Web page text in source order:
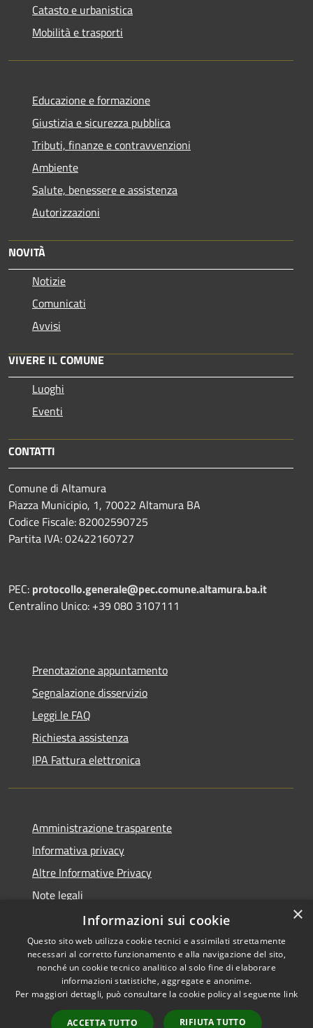
Catasto e urbanistica
Mobilità e trasporti
Educazione e formazione
Giustizia e sicurezza pubblica
Tributi, finanze e contravvenzioni
Ambiente
Salute, benessere e assistenza
Autorizzazioni
NOVITÀ
Notizie
Comunicati
Avvisi
VIVERE IL COMUNE
Luoghi
Eventi
CONTATTI
Comune di Altamura
Piazza Municipio, 1, 70022 Altamura BA
Codice Fiscale: 82002590725
Partita IVA: 02422160727
PEC: protocollo.generale@pec.comune.altamura.ba.it
Centralino Unico: +39 080 3107111
Prenotazione appuntamento
Segnalazione disservizio
Leggi le FAQ
Richiesta assistenza
IPA Fattura elettronica
Amministrazione trasparente
Informativa privacy
Altre Informative Privacy
Note legali
Dichiarazione di accessibilità
RSS
Accessibilità
Copyright © 2026 • Comune di
Municipium• Accesso
×
Informazioni sui cookie
Questo sito web utilizza cookie tecnici e assimilati strettamente
necessari al corretto funzionamento e alla navigazione del sito,
nonché un cookie tecnico analitico al solo fine di elaborare
informazioni statistiche, aggregate e anonime.
Per maggiori dettagli, può consultare la cookie policy al seguente link
ACCETTA TUTTO RIFIUTA TUTTO